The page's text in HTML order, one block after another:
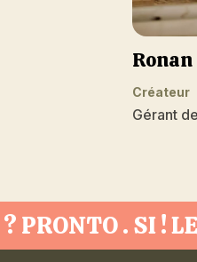
Ronan
Créateur
Gérant
. SI